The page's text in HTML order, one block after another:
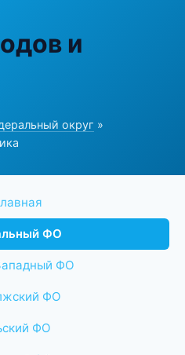
и
округ »
ФО
ФО
ФО
ФО